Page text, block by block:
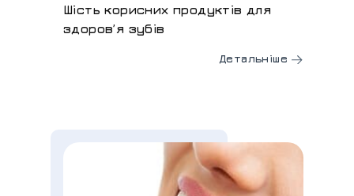
Шість корисних продуктів для
здоров’я зубів
Детальніше